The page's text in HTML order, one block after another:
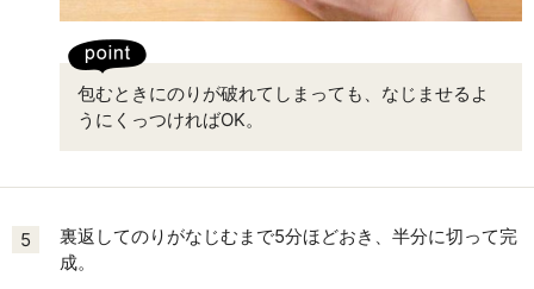
包むときにのりが破れてしまっても、なじませるよ
うにくっつければOK。
5
裏返してのりがなじむまで5分ほどおき、半分に切って完
成。